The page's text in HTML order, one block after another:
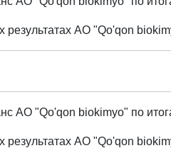
результатах АО "Qo'qon
АО "Qo'qon biokimyo" по
результатах АО "Qo'qon